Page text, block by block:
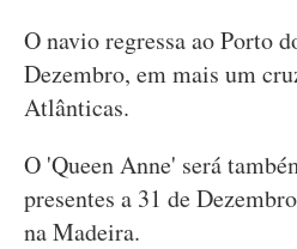
O navio regressa ao Porto
Dezembro, em mais um
Atlânticas.
O 'Queen Anne' será
presentes a 31 de
na Madeira.